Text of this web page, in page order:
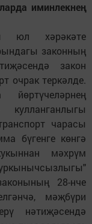
иминлекнең
юл хәрәкәте
законның
закон
очрак теркәлде.
чарасы
бүгенге көнгә
мәхрүм
28-нче
мәҗбүри
нәтиҗәсендә